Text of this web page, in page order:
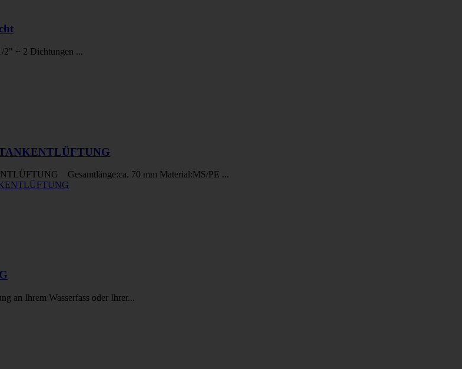
+ 2 Dichtungen ...
Gesamtlänge:ca. 70 mm Material:MS/PE ...
an Ihrem Wasserfass oder Ihrer...